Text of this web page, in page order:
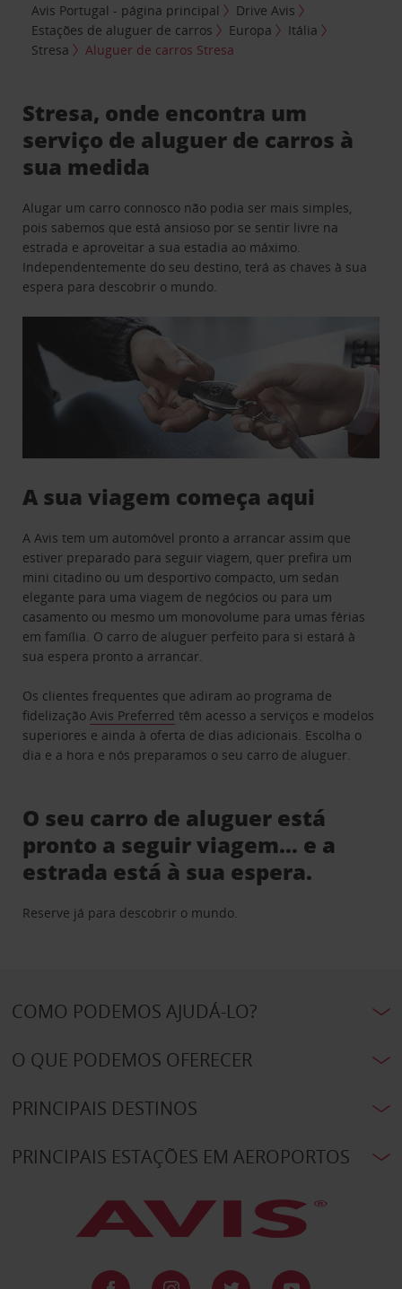
Avis Portugal - página principal
Drive Avis
Estações de aluguer de carros
Europa
Itália
Stresa
Aluguer de carros Stresa
Stresa, onde encontra um
serviço de aluguer de carros à
sua medida
Alugar um carro connosco não podia ser mais simples,
pois sabemos que está ansioso por se sentir livre na
estrada e aproveitar a sua estadia ao máximo.
Independentemente do seu destino, terá as chaves à sua
espera para descobrir o mundo.
A sua viagem começa aqui
A Avis tem um automóvel pronto a arrancar assim que
estiver preparado para seguir viagem, quer prefira um
mini citadino ou um desportivo compacto, um sedan
elegante para uma viagem de negócios ou para um
casamento ou mesmo um monovolume para umas férias
em família. O carro de aluguer perfeito para si estará à
sua espera pronto a arrancar.
Os clientes frequentes que adiram ao programa de
fidelizaçãoAvis Preferred têm acesso a serviços e modelos
superiores e ainda à oferta de dias adicionais. Escolha o
dia e a hora e nós preparamos o seu carro de aluguer.
O seu carro de aluguer está
pronto a seguir viagem… e a
estrada está à sua espera.
Reserve já para descobrir o mundo.
COMO PODEMOS AJUDÁ-LO?
O QUE PODEMOS OFERECER
PRINCIPAIS DESTINOS
PRINCIPAIS ESTAÇÕES EM AEROPORTOS